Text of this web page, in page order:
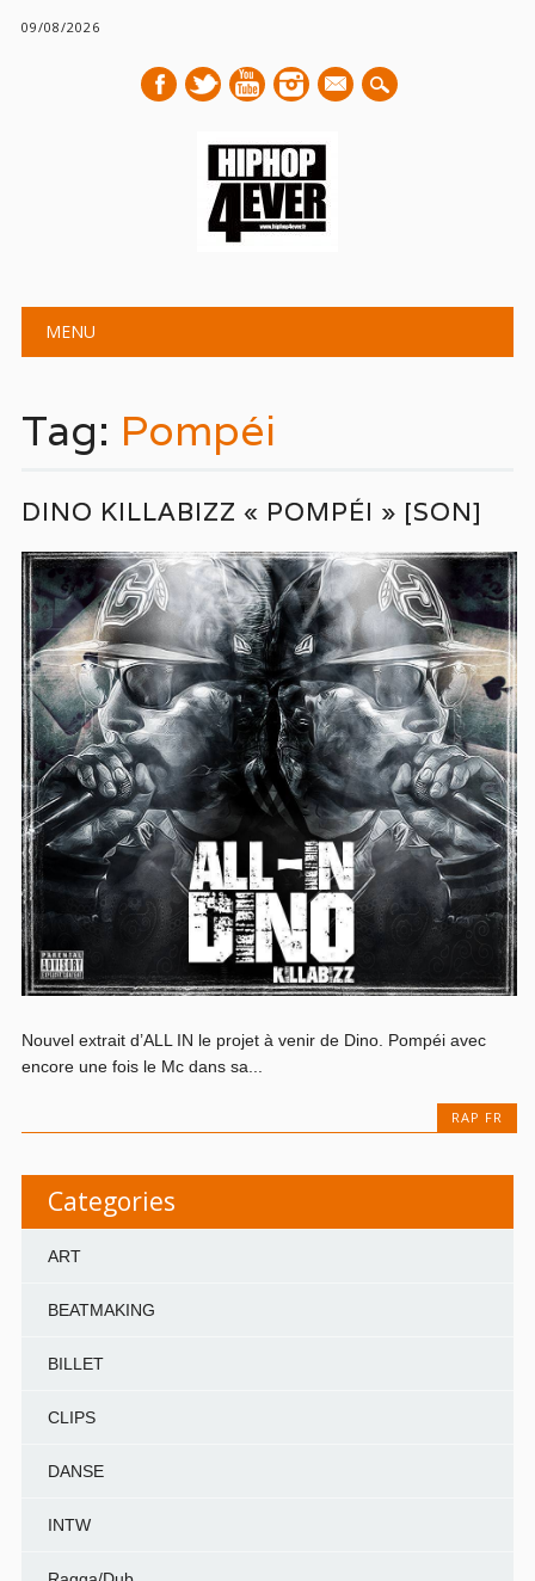
09/08/2026
mail
Main menu
MENU
Tag: Pompéi
DINO KILLABIZZ « POMPÉI » [SON]
Nouvel extrait d’ALL IN le projet à venir de Dino. Pompéi avec
encore une fois le Mc dans sa...
RAP FR
Categories
ART
BEATMAKING
BILLET
CLIPS
DANSE
INTW